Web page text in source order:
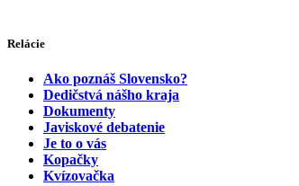
Relácie
Ako poznáš Slovensko?
Dedičstvá nášho kraja
Dokumenty
Javiskové debatenie
Je to o vás
Kopačky
Kvízovačka